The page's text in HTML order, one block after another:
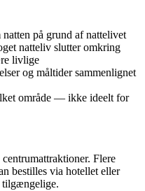
på grund af nattelivet
natteliv slutter omkring
livlige
og måltider sammenlignet
område — ikke ideelt for
Flere
bestilles via hotellet eller
tilgængelige.